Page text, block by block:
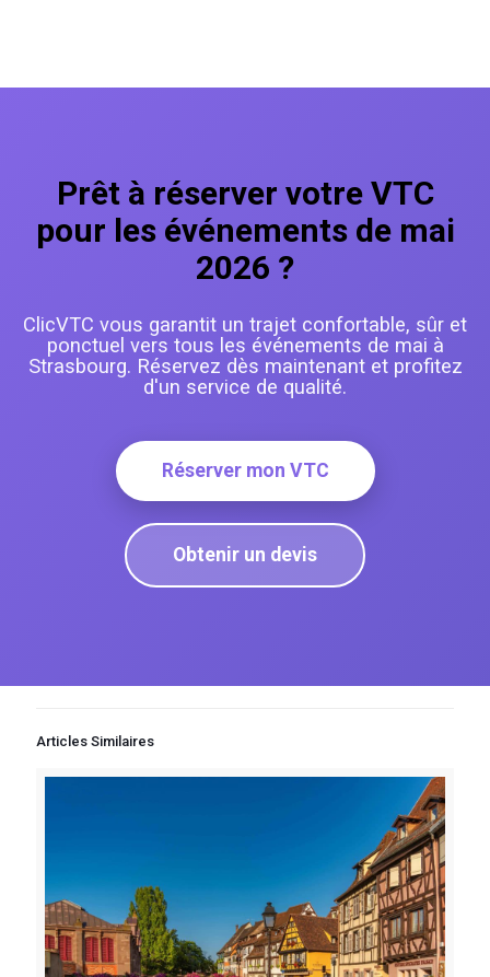
Prêt à réserver votre VTC
pour les événements de mai
2026 ?
ClicVTC vous garantit un trajet confortable, sûr et
ponctuel vers tous les événements de mai à
Strasbourg. Réservez dès maintenant et profitez
d'un service de qualité.
Réserver mon VTC
Obtenir un devis
Articles Similaires